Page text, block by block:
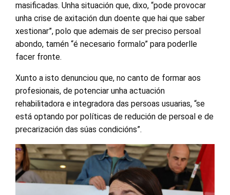
masificadas. Unha situación que, dixo, “pode provocar
unha crise de axitación dun doente que hai que saber
xestionar”, polo que ademais de ser preciso persoal
abondo, tamén “é necesario formalo” para poderlle
facer fronte.
Xunto a isto denunciou que, no canto de formar aos
profesionais, de potenciar unha actuación
rehabilitadora e integradora das persoas usuarias, “se
está optando por políticas de redución de persoal e de
precarización das súas condicións”.